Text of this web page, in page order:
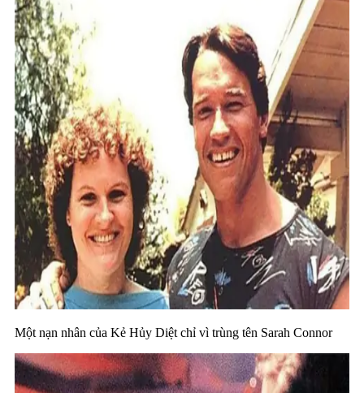
Một nạn nhân của Kẻ Hủy Diệt chỉ vì trùng tên Sarah Connor